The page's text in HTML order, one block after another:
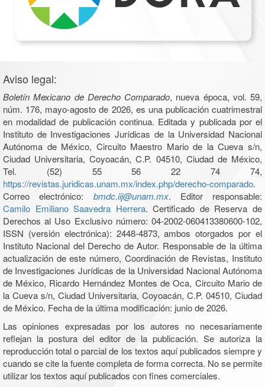
Aviso legal:
Boletín Mexicano de Derecho Comparado, nueva época, vol. 59,
núm. 176, mayo-agosto de 2026, es una publicación cuatrimestral
en modalidad de publicación continua. Editada y publicada por el
Instituto de Investigaciones Jurídicas de la Universidad Nacional
Autónoma de México, Circuito Maestro Mario de la Cueva s/n,
Ciudad Universitaria, Coyoacán, C.P. 04510, Ciudad de México,
Tel. (52) 55 56 22 74 74,
https://revistas.juridicas.unam.mx/index.php/derecho-comparado.
Correo electrónico: bmdc.iij@unam.mx. Editor responsable:
Camilo Emiliano Saavedra Herrera. Certificado de Reserva de
Derechos al Uso Exclusivo número: 04-2002-060413380600-102,
ISSN (versión electrónica): 2448-4873, ambos otorgados por el
Instituto Nacional del Derecho de Autor. Responsable de la última
actualización de este número, Coordinación de Revistas, Instituto
de Investigaciones Jurídicas de la Universidad Nacional Autónoma
de México, Ricardo Hernández Montes de Oca, Circuito Mario de
la Cueva s/n, Ciudad Universitaria, Coyoacán, C.P. 04510, Ciudad
de México. Fecha de la última modificación: junio de 2026.
Las opiniones expresadas por los autores no necesariamente
reflejan la postura del editor de la publicación. Se autoriza la
reproducción total o parcial de los textos aquí publicados siempre y
cuando se cite la fuente completa de forma correcta. No se permite
utilizar los textos aquí publicados con fines comerciales.